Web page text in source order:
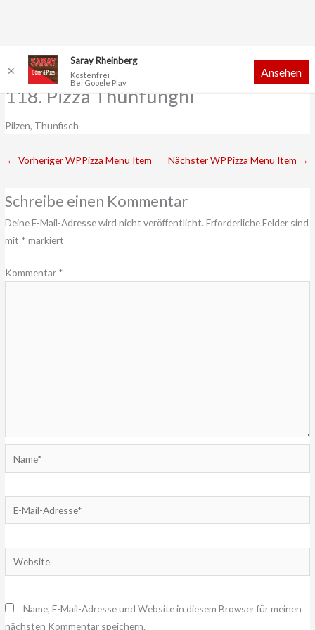
Inhalt
118. Pizza Thunfunghi
Pilzen, Thunfisch
← Vorheriger WPPizza Menu Item Nächster WPPizza Menu Item →
Schreibe einen Kommentar
Deine E-Mail-Adresse wird nicht veröffentlicht. Erforderliche Felder sind
mit * markiert
Kommentar *
Mail-
Website
Name, E-Mail-Adresse und Website in diesem Browser für meinen
nächsten Kommentar speichern.
✕
Saray Rheinberg
Kostenfrei
Bei Google Play
Ansehen